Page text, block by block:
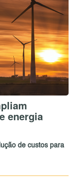
energia
de custos para